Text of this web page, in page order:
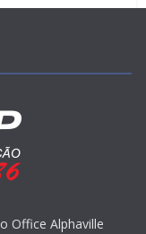
Office Alphaville